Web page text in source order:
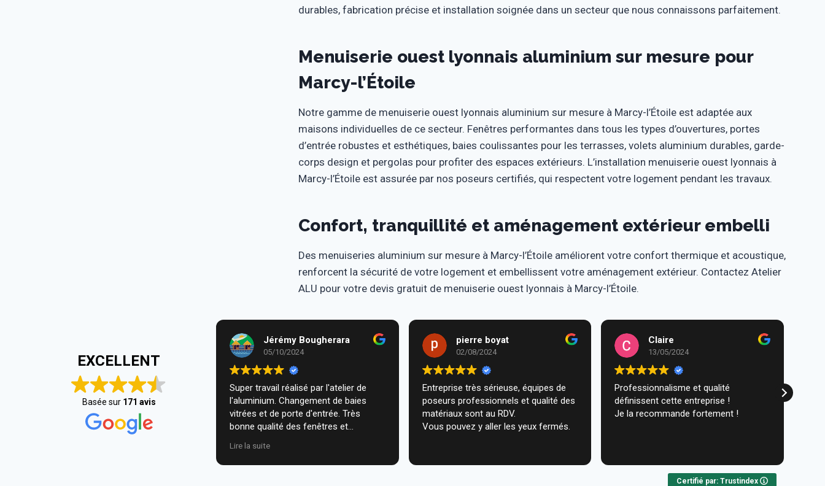
durables, fabrication précise et installation soignée dans un secteur que nous connaissons parfaitement.
Menuiserie ouest lyonnais aluminium sur mesure pour
Marcy-l’Étoile
Notre gamme de menuiserie ouest lyonnais aluminium sur mesure à Marcy-l’Étoile est adaptée aux
maisons individuelles de ce secteur. Fenêtres performantes dans tous les types d’ouvertures, portes
d’entrée robustes et esthétiques, baies coulissantes pour les terrasses, volets aluminium durables, garde-
corps design et pergolas pour profiter des espaces extérieurs. L’installation menuiserie ouest lyonnais à
Marcy-l’Étoile est assurée par nos poseurs certifiés, qui respectent votre logement pendant les travaux.
Confort, tranquillité et aménagement extérieur embelli
Des menuiseries aluminium sur mesure à Marcy-l’Étoile améliorent votre confort thermique et acoustique,
renforcent la sécurité de votre logement et embellissent votre aménagement extérieur. Contactez Atelier
ALU pour votre devis gratuit de menuiserie ouest lyonnais à Marcy-l’Étoile.
EXCELLENT
Basée sur 171 avis
Jérémy Bougherara
05/10/2024
Super travail réalisé par l'atelier de
l'aluminium. Changement de baies
vitrées et de porte d'entrée. Très
bonne qualité des fenêtres et
nous. Je recommande vivement.
Lire la suite
pierre boyat
02/08/2024
Entreprise très sérieuse, équipes de
poseurs professionnels et qualité des
matériaux sont au RDV.
Vous pouvez y aller les yeux fermés.
Claire
13/05/2024
Professionnalisme et qualité
définissent cette entreprise !
Je la recommande fortement !
Certifié par: Trustindex